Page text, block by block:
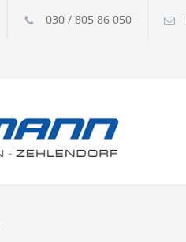
030 / 805 86 050